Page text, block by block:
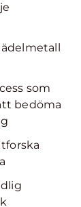
som
bedöma